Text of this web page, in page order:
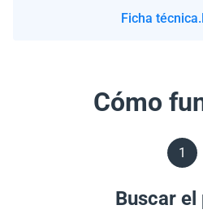
Ficha
Cómo
1
Buscar el